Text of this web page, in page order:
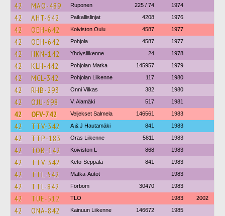
42 MAO-489 Ruponen 225 / 74 1974
42 AHT-642 Paikallislinjat 4208 1976
42 OEH-642 Koiviston Oulu 4587 1977
42 OEH-642 Pohjola 4587 1977
42 HKN-142 Yhdysliikenne 24 1978
42 KLH-442 Pohjolan Matka 145957 1979
42 MCL-342 Pohjolan Liikenne 117 1980
42 RHB-293 Onni Vilkas 382 1980
42 OJU-698 V. Alamäki 517 1981
42 OFV-742 Veljekset Salmela 146561 1983
42 TTV-342 A & J Hautamäki 841 1983
42 TTP-183 Oras Liikenne 5811 1983
42 TOB-142 Koiviston L 868 1983
42 TTV-342 Keto-Seppälä 841 1983
42 TTL-542 Matka-Autot 1983
42 TTL-842 Förbom 30470 1983
42 TUE-512 TLO 1983 2002
42 ONA-842 Kainuun Liikenne 146672 1985